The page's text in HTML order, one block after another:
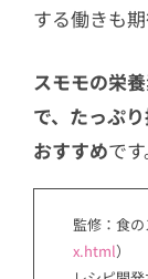
する働きも期
スモモの栄
で、たっぷ
おすすめです
監修：食
x.html）